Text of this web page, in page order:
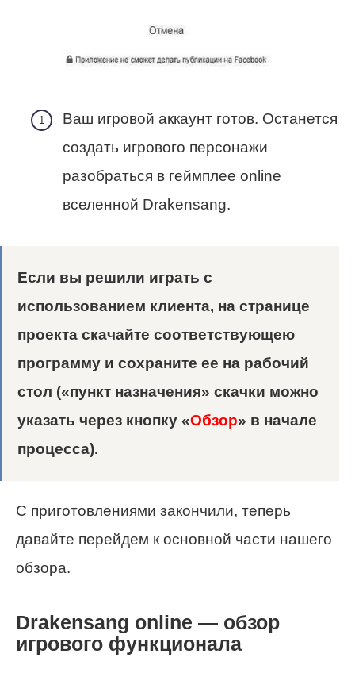
Ваш игровой аккаунт готов. Останется
создать игрового персонажи
разобраться в геймплее online
вселенной Drakensang.
Если вы решили играть с
использованием клиента, на странице
проекта скачайте соответствующею
программу и сохраните ее на рабочий
стол («пункт назначения» скачки можно
указать через кнопку «Обзор» в начале
процесса).
С приготовлениями закончили, теперь
давайте перейдем к основной части нашего
обзора.
Drakensang online — обзор
игрового функционала